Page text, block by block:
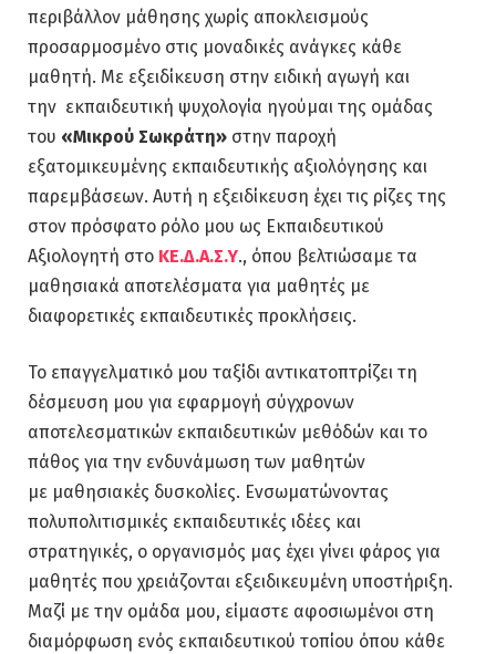
περιβάλλον μάθησης χωρίς αποκλεισμούς
προσαρμοσμένο στις μοναδικές ανάγκες κάθε
μαθητή. Με εξειδίκευση στην ειδική αγωγή και
την εκπαιδευτική ψυχολογία ηγούμαι της ομάδας
του «Μικρού Σωκράτη» στην παροχή
εξατομικευμένης εκπαιδευτικής αξιολόγησης και
παρεμβάσεων. Αυτή η εξειδίκευση έχει τις ρίζες της
στον πρόσφατο ρόλο μου ως Εκπαιδευτικού
Αξιολογητή στο ΚΕ.Δ.Α.Σ.Υ., όπου βελτιώσαμε τα
μαθησιακά αποτελέσματα για μαθητές με
διαφορετικές εκπαιδευτικές προκλήσεις.
Το επαγγελματικό μου ταξίδι αντικατοπτρίζει τη
δέσμευση μου για εφαρμογή σύγχρονων
αποτελεσματικών εκπαιδευτικών μεθόδών και το
πάθος για την ενδυνάμωση των μαθητών
με μαθησιακές δυσκολίες. Ενσωματώνοντας
πολυπολιτισμικές εκπαιδευτικές ιδέες και
στρατηγικές, ο οργανισμός μας έχει γίνει φάρος για
μαθητές που χρειάζονται εξειδικευμένη υποστήριξη.
Μαζί με την ομάδα μου, είμαστε αφοσιωμένοι στη
διαμόρφωση ενός εκπαιδευτικού τοπίου όπου κάθε